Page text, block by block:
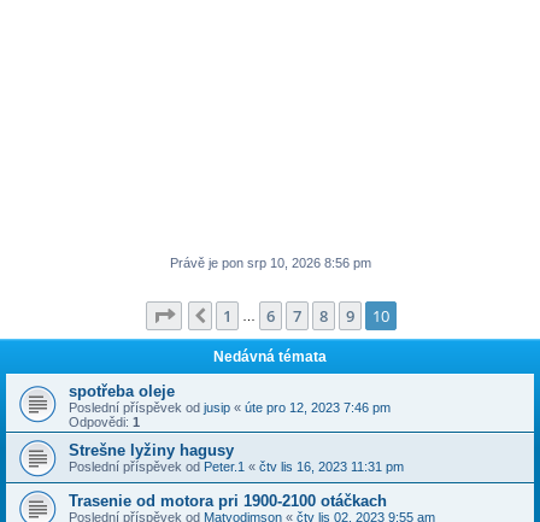
Právě je pon srp 10, 2026 8:56 pm
Stránka 10 z10
Předchozí
1 6 7 8 9 10
Nedávná témata
spotřeba oleje
Poslední příspěvek od jusip « úte pro 12, 2023 7:46 pm
Odpovědi: 1
Strešne lyžiny hagusy
Poslední příspěvek od Peter.1 « čtv lis 16, 2023 11:31 pm
Trasenie od motora pri 1900-2100 otáčkach
Poslední příspěvek od Matyodimson « čtv lis 02, 2023 9:55 am